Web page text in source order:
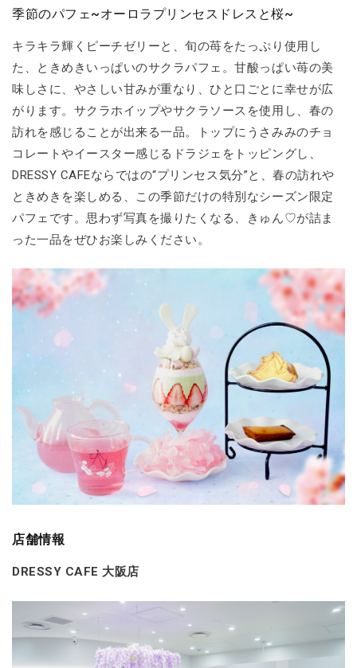
季節のパフェ~オーロラプリンセスドレスと桜~
キラキラ輝くピーチゼリーと、旬の苺をたっぷり使用し
た、ときめきいっぱいのサクラパフェ。甘酸っぱい苺の美
味しさに、やさしい甘みが重なり、ひと口ごとに幸せが広
がります。サクラホイップやサクラソースを使用し、春の
訪れを感じることが出来る一品。トップにうさみみのチョ
コレートやイースター感じるドラジェをトッピングし、
DRESSY CAFEならではの“プリンセス気分”と、春の訪れや
ときめきを楽しめる、この季節だけの特別なシーズン限定
パフェです。思わず写真を撮りたくなる、きゅん♡が詰ま
った一品をぜひお楽しみください。
店舗情報
DRESSY CAFE 大阪店